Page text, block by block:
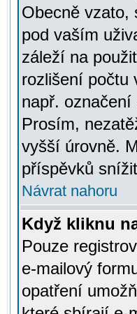
Obecně vzato,
pod vaším
záleží na
rozlišení počtu
např.
Prosím,
vyšší úrovně.
příspěvků
Návrat nahoru
Když kliknu
Pouze
e-mailový
opatření